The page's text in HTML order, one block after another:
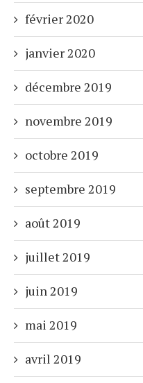
février 2020
janvier 2020
décembre 2019
novembre 2019
octobre 2019
septembre 2019
août 2019
juillet 2019
juin 2019
mai 2019
avril 2019